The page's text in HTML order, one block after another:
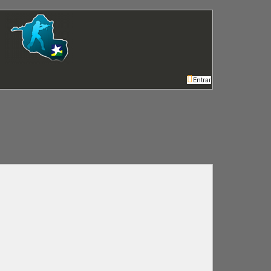
Entrar